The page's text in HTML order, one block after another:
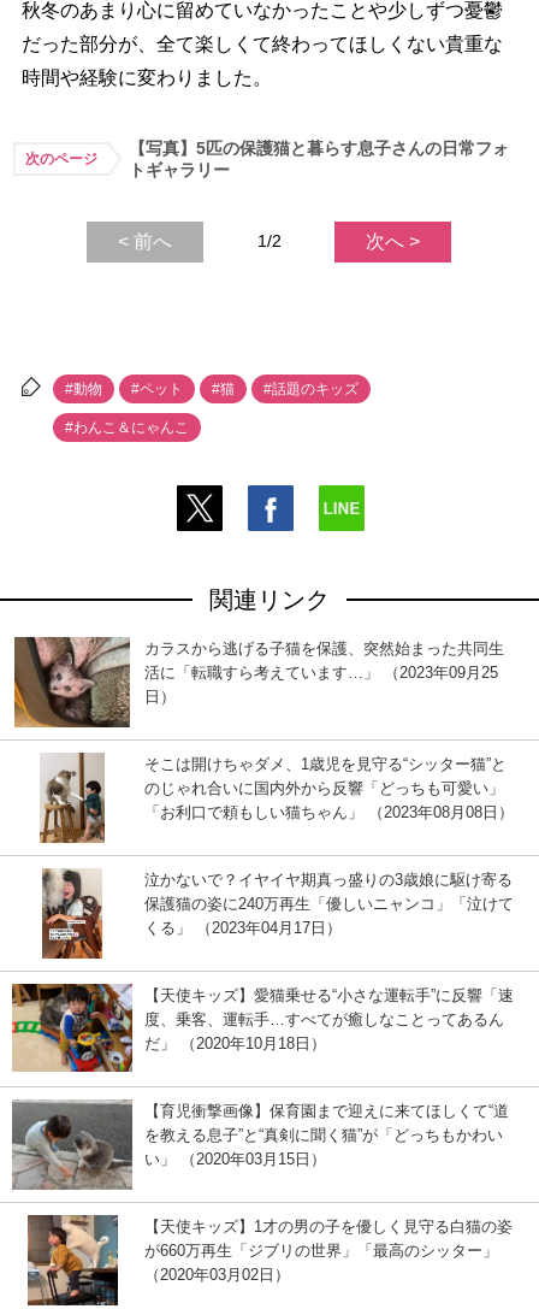
秋冬のあまり心に留めていなかったことや少しずつ憂鬱
だった部分が、全て楽しくて終わってほしくない貴重な
時間や経験に変わりました。
次のページ
【写真】5匹の保護猫と暮らす息子さんの日常フォ
トギャラリー
< 前へ 1/2 次へ >
#動物 #ペット #猫 #話題のキッズ
#わんこ＆にゃんこ
関連リンク
カラスから逃げる子猫を保護、突然始まった共同生
活に「転職すら考えています…」 （2023年09月25
日）
そこは開けちゃダメ、1歳児を見守る“シッター猫”と
のじゃれ合いに国内外から反響「どっちも可愛い」
「お利口で頼もしい猫ちゃん」 （2023年08月08日）
泣かないで？イヤイヤ期真っ盛りの3歳娘に駆け寄る
保護猫の姿に240万再生「優しいニャンコ」「泣けて
くる」 （2023年04月17日）
【天使キッズ】愛猫乗せる“小さな運転手”に反響「速
度、乗客、運転手…すべてが癒しなことってあるん
だ」 （2020年10月18日）
【育児衝撃画像】保育園まで迎えに来てほしくて“道
を教える息子”と“真剣に聞く猫”が「どっちもかわい
い」 （2020年03月15日）
【天使キッズ】1才の男の子を優しく見守る白猫の姿
が660万再生「ジブリの世界」「最高のシッター」
（2020年03月02日）